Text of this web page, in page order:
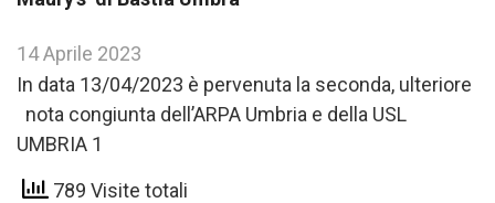
14 Aprile 2023
In data 13/04/2023 è pervenuta la seconda, ulteriore
nota congiunta dell’ARPA Umbria e della USL
UMBRIA 1
789 Visite totali